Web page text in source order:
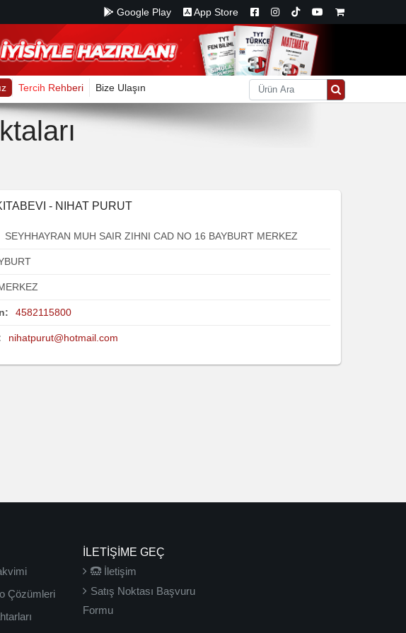
Google Play App Store
Tercih Rehberi Bize Ulaşın
- NIHAT PURUT
SEYHHAYRAN MUH SAIR ZIHNI CAD NO 16 BAYBURT MERKEZ
4582115800
nihatpurut@hotmail.com
Çözümleri
İLETIŞIME GEÇ
İletişim
Satış Noktası Başvuru
Formu